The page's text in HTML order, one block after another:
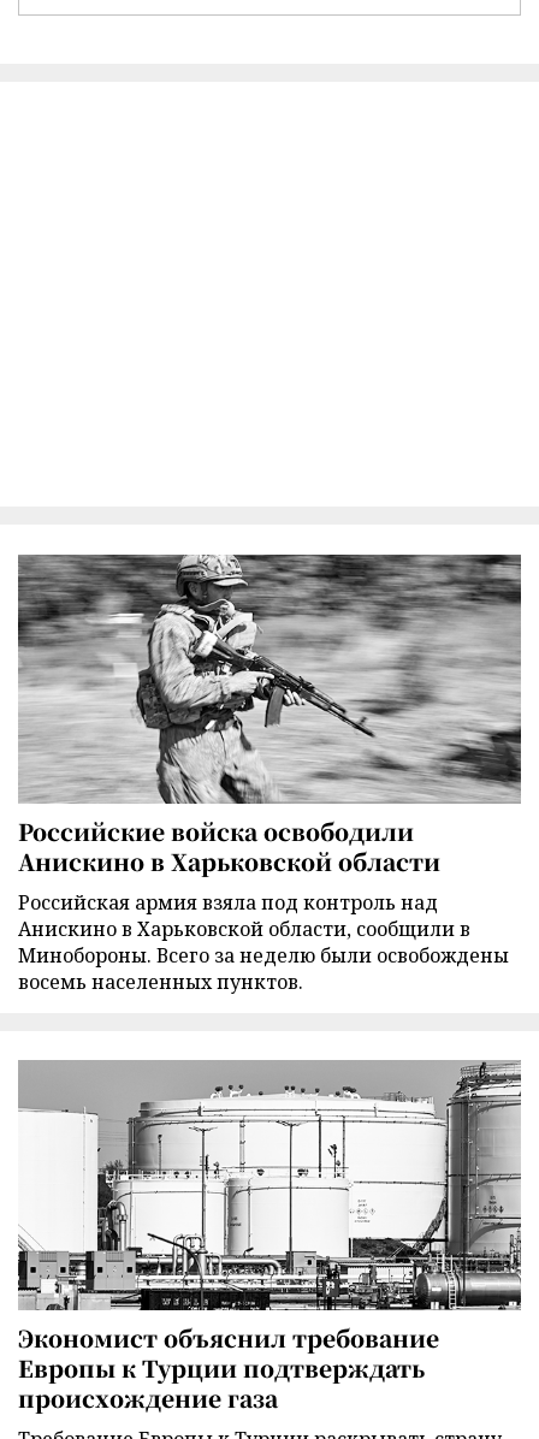
Российские войска освободили
Анискино в Харьковской области
Российская армия взяла под контроль над
Анискино в Харьковской области, сообщили в
Минобороны. Всего за неделю были освобождены
восемь населенных пунктов.
Экономист объяснил требование
Европы к Турции подтверждать
происхождение газа